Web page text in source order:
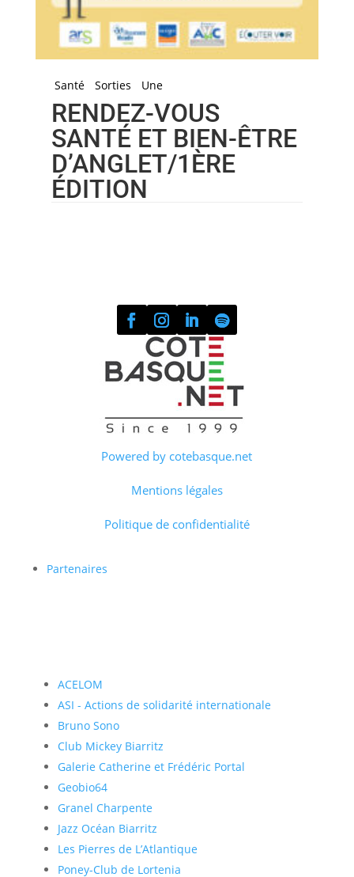
Santé Sorties Une
RENDEZ-VOUS
SANTÉ ET BIEN-ÊTRE
D’ANGLET/1ÈRE
ÉDITION
Powered by cotebasque.net
Mentions légales
Politique de confidentialité
Partenaires
ACELOM
ASI - Actions de solidarité internationale
Bruno Sono
Club Mickey Biarritz
Galerie Catherine et Frédéric Portal
Geobio64
Granel Charpente
Jazz Océan Biarritz
Les Pierres de L’Atlantique
Poney-Club de Lortenia